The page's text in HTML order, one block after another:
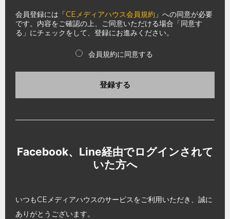
会員登録には「CEメディアハウス会員規約 」への同意が必要
です。内容をご確認の上、ご同意いただける場合「同意す
る」にチェックをして、登録にお進みください。
会員規約に同意する
登録する
Facebook、Line経由でログインされて
いた方へ
いつもCEメディアハウスのサービスをご利用いただき、誠に
ありがとうございます。